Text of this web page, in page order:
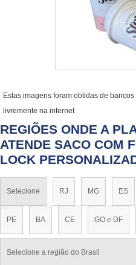
Estas imagens foram obtidas de
livremente na internet
REGIÕES ONDE A
ATENDE SACO COM
LOCK
Selecione RJ MG ES
PE BA CE GO e DF
Selecione a região do Brasil